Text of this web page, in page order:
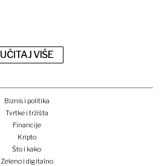
UČITAJ VIŠE
Biznis i politika
Tvrtke i tržišta
Financije
Kripto
Što i kako
Zeleno i digitalno